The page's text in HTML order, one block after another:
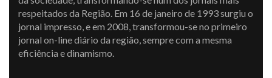
respeitados da Região. Em 16 de janeiro de 1993 surgiu o
jornal impresso, e em 2008, transformou-se no primeiro
jornal on-line diário da região, sempre com a mesma
eficiência e dinamismo.